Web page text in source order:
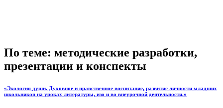
По теме: методические разработки,
презентации и конспекты
«Экология души. Духовное и нравственное воспитание, развитие личности младших
школьников на уроках литературы, изо и во внеурочной деятельности.»